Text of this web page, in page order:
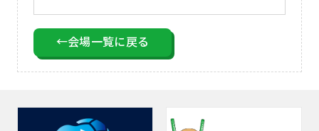
←会場一覧に戻る